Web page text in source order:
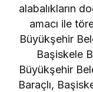
alabalıkların
amacı ile
Büyükşehir
Başiskele
Büyükşehir
Baraçlı,